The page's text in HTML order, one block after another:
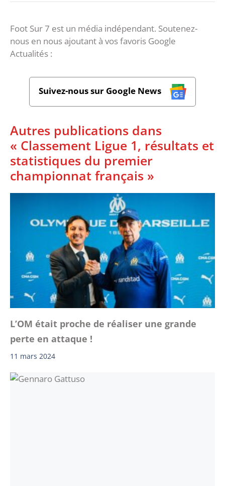
Foot Sur 7 est un média indépendant. Soutenez-
nous en nous ajoutant à vos favoris Google
Actualités :
Suivez-nous sur Google News
Autres publications dans
« Classement Ligue 1, résultats et
statistiques du premier
championnat français »
L’OM était proche de réaliser une grande
perte en attaque !
11 mars 2024